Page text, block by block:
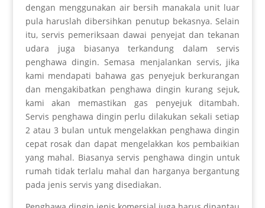
dengan menggunakan air bersih manakala unit luar
pula haruslah dibersihkan penutup bekasnya. Selain
itu, servis pemeriksaan dawai penyejat dan tekanan
udara juga biasanya terkandung dalam servis
penghawa dingin. Semasa menjalankan servis, jika
kami mendapati bahawa gas penyejuk berkurangan
dan mengakibatkan penghawa dingin kurang sejuk,
kami akan memastikan gas penyejuk ditambah.
Servis penghawa dingin perlu dilakukan sekali setiap
2 atau 3 bulan untuk mengelakkan penghawa dingin
cepat rosak dan dapat mengelakkan kos pembaikian
yang mahal. Biasanya servis penghawa dingin untuk
rumah tidak terlalu mahal dan harganya bergantung
pada jenis servis yang disediakan.